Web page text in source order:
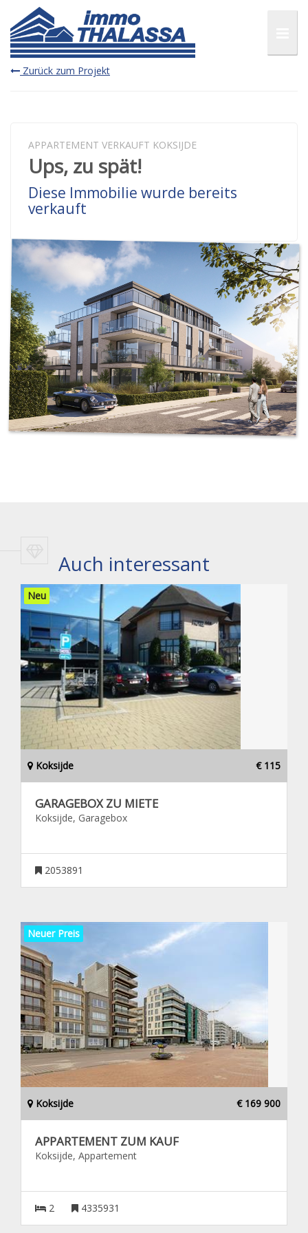
Zurück zum Projekt
APPARTEMENT VERKAUFT KOKSIJDE
Ups, zu spät!
Diese Immobilie wurde bereits
verkauft
Auch interessant
Neu
Koksijde € 115
GARAGEBOX ZU MIETE
Koksijde, Garagebox
2053891
Neuer Preis
Koksijde € 169 900
APPARTEMENT ZUM KAUF
Koksijde, Appartement
2 4335931